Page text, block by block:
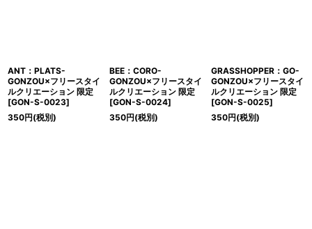
ANT：PLATS-
GONZOU×フリースタイ
ルクリエーション 限定
[GON-S-0023]
350円(税別)
BEE：CORO-
GONZOU×フリースタイ
ルクリエーション 限定
[GON-S-0024]
350円(税別)
GRASSHOPPER：GO-
GONZOU×フリースタイ
ルクリエーション 限定
[GON-S-0025]
350円(税別)